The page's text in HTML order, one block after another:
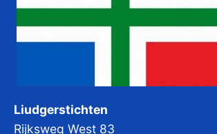
Liudgerstichten
Rijksweg West 83